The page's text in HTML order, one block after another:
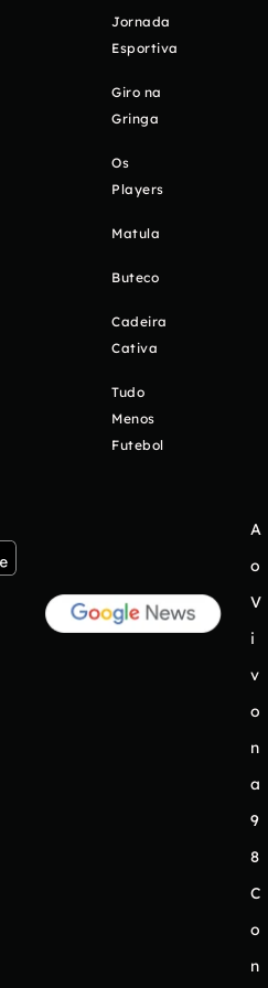
Jornada
Esportiva
Giro na
Gringa
Os
Players
Matula
Buteco
Cadeira
Cativa
Tudo
Menos
Futebol
A
o
V
i
v
o
n
a
9
8
C
o
n